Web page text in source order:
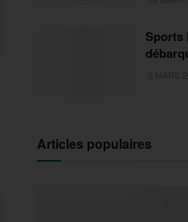
Sports
Articles populaires